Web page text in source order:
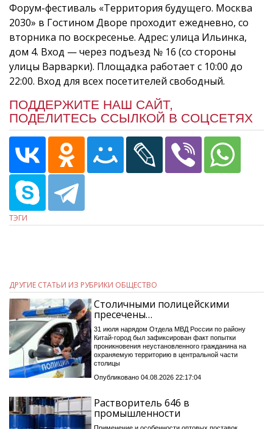
Форум-фестиваль «Территория будущего. Москва
2030» в Гостином Дворе проходит ежедневно, со
вторника по воскресенье. Адрес: улица Ильинка,
дом 4. Вход — через подъезд № 16 (со стороны
улицы Варварки). Площадка работает с 10:00 до
22:00. Вход для всех посетителей свободный.
ПОДДЕРЖИТЕ НАШ САЙТ,
ПОДЕЛИТЕСЬ ССЫЛКОЙ В СОЦСЕТЯХ
ТЭГИ
ДРУГИЕ СТАТЬИ ИЗ РУБРИКИ ОБЩЕСТВО
Столичными полицейскими
пресечены…
31 июля нарядом Отдела МВД России по району
Китай-город был зафиксирован факт попытки
проникновения неустановленного гражданина на
охраняемую территорию в центральной части
столицы
Опубликовано 04.08.2026 22:17:04
Растворитель 646 в
промышленности